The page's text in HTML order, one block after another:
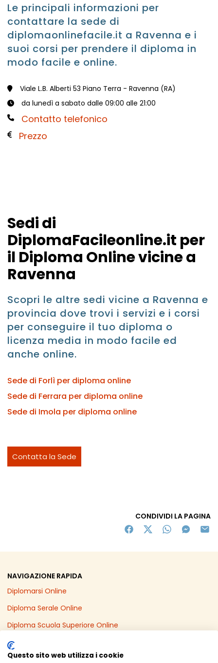
Le principali informazioni per
contattare la sede di
diplomaonlinefacile.it a Ravenna e i
suoi corsi per prendere il diploma in
modo facile e online.
Viale L.B. Alberti 53 Piano Terra - Ravenna (RA)
da lunedì a sabato dalle 09:00 alle 21:00
Contatto telefonico
Prezzo
Sedi di
DiplomaFacileonline.it per
il Diploma Online vicine a
Ravenna
Scopri le altre sedi vicine a Ravenna e
provincia dove trovi i servizi e i corsi
per conseguire il tuo diploma o
licenza media in modo facile ed
anche online.
Sede di Forlì per diploma online
Sede di Ferrara per diploma online
Sede di Imola per diploma online
Contatta la Sede
CONDIVIDI LA PAGINA
NAVIGAZIONE RAPIDA
Diplomarsi Online
Diploma Serale Online
Diploma Scuola Superiore Online
Recupero Anni Scolastici Online
Diploma Online in un Anno
Questo sito web utilizza i cookie